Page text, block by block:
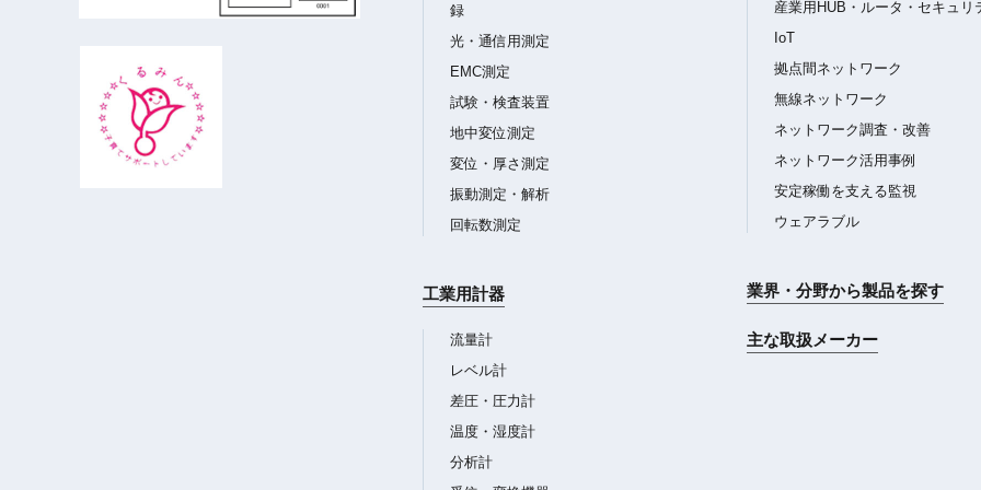
録
光・通信用測定
EMC測定
試験・検査装置
地中変位測定
変位・厚さ測定
振動測定・解析
回転数測定
工業用計器
流量計
レベル計
差圧・圧力計
温度・湿度計
分析計
産業用HUB・ルータ・セキュリ
IoT
拠点間ネットワーク
無線ネットワーク
ネットワーク調査・改善
ネットワーク活用事例
安定稼働を支える監視
ウェアラブル
業界・分野から製品を探す
主な取扱メーカー